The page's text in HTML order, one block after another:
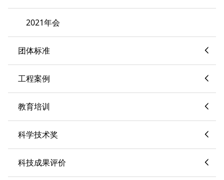
2021年会
团体标准
工程案例
教育培训
科学技术奖
科技成果评价